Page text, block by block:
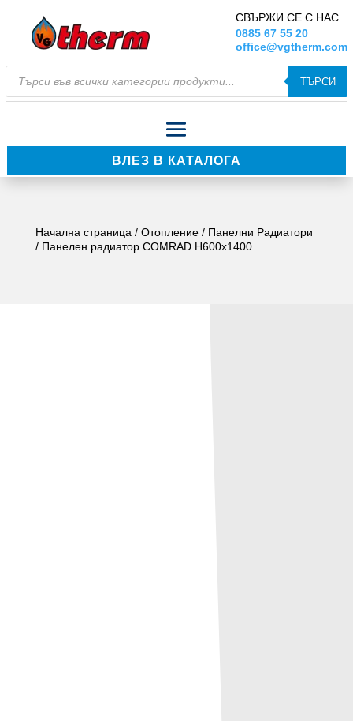
СВЪРЖИ СЕ С НАС
0885 67 55 20
office@vgtherm.com
Products
search
ТЪРСИ
ВЛЕЗ В КАТАЛОГА
Начална страница / Отопление/ Панелни Радиатори
/ Панелен радиатор COMRAD H600x1400